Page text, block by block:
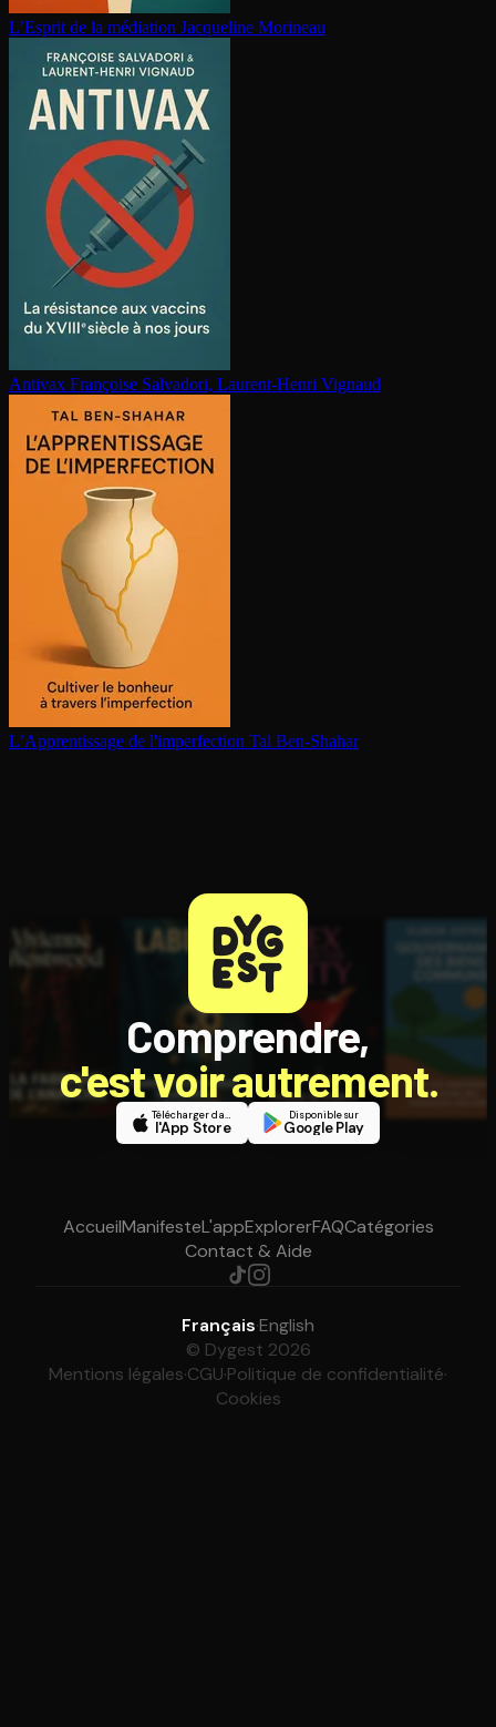
L’Esprit de la médiation Jacqueline Morineau
Antivax Françoise Salvadori, Laurent-Henri Vignaud
L’Ap­pren­tis­sage de l'im­per­fec­tion Tal Ben-Shahar
Comprendre,
c'est voir autrement.
Télécharger dans
l'App Store
Disponible sur
Google Play
AccueilManifesteL'appExplorerFAQCatégories
Contact & Aide
Français·English
© Dygest 2026
Mentions légales·CGU·Politique de confidentialité·
Cookies